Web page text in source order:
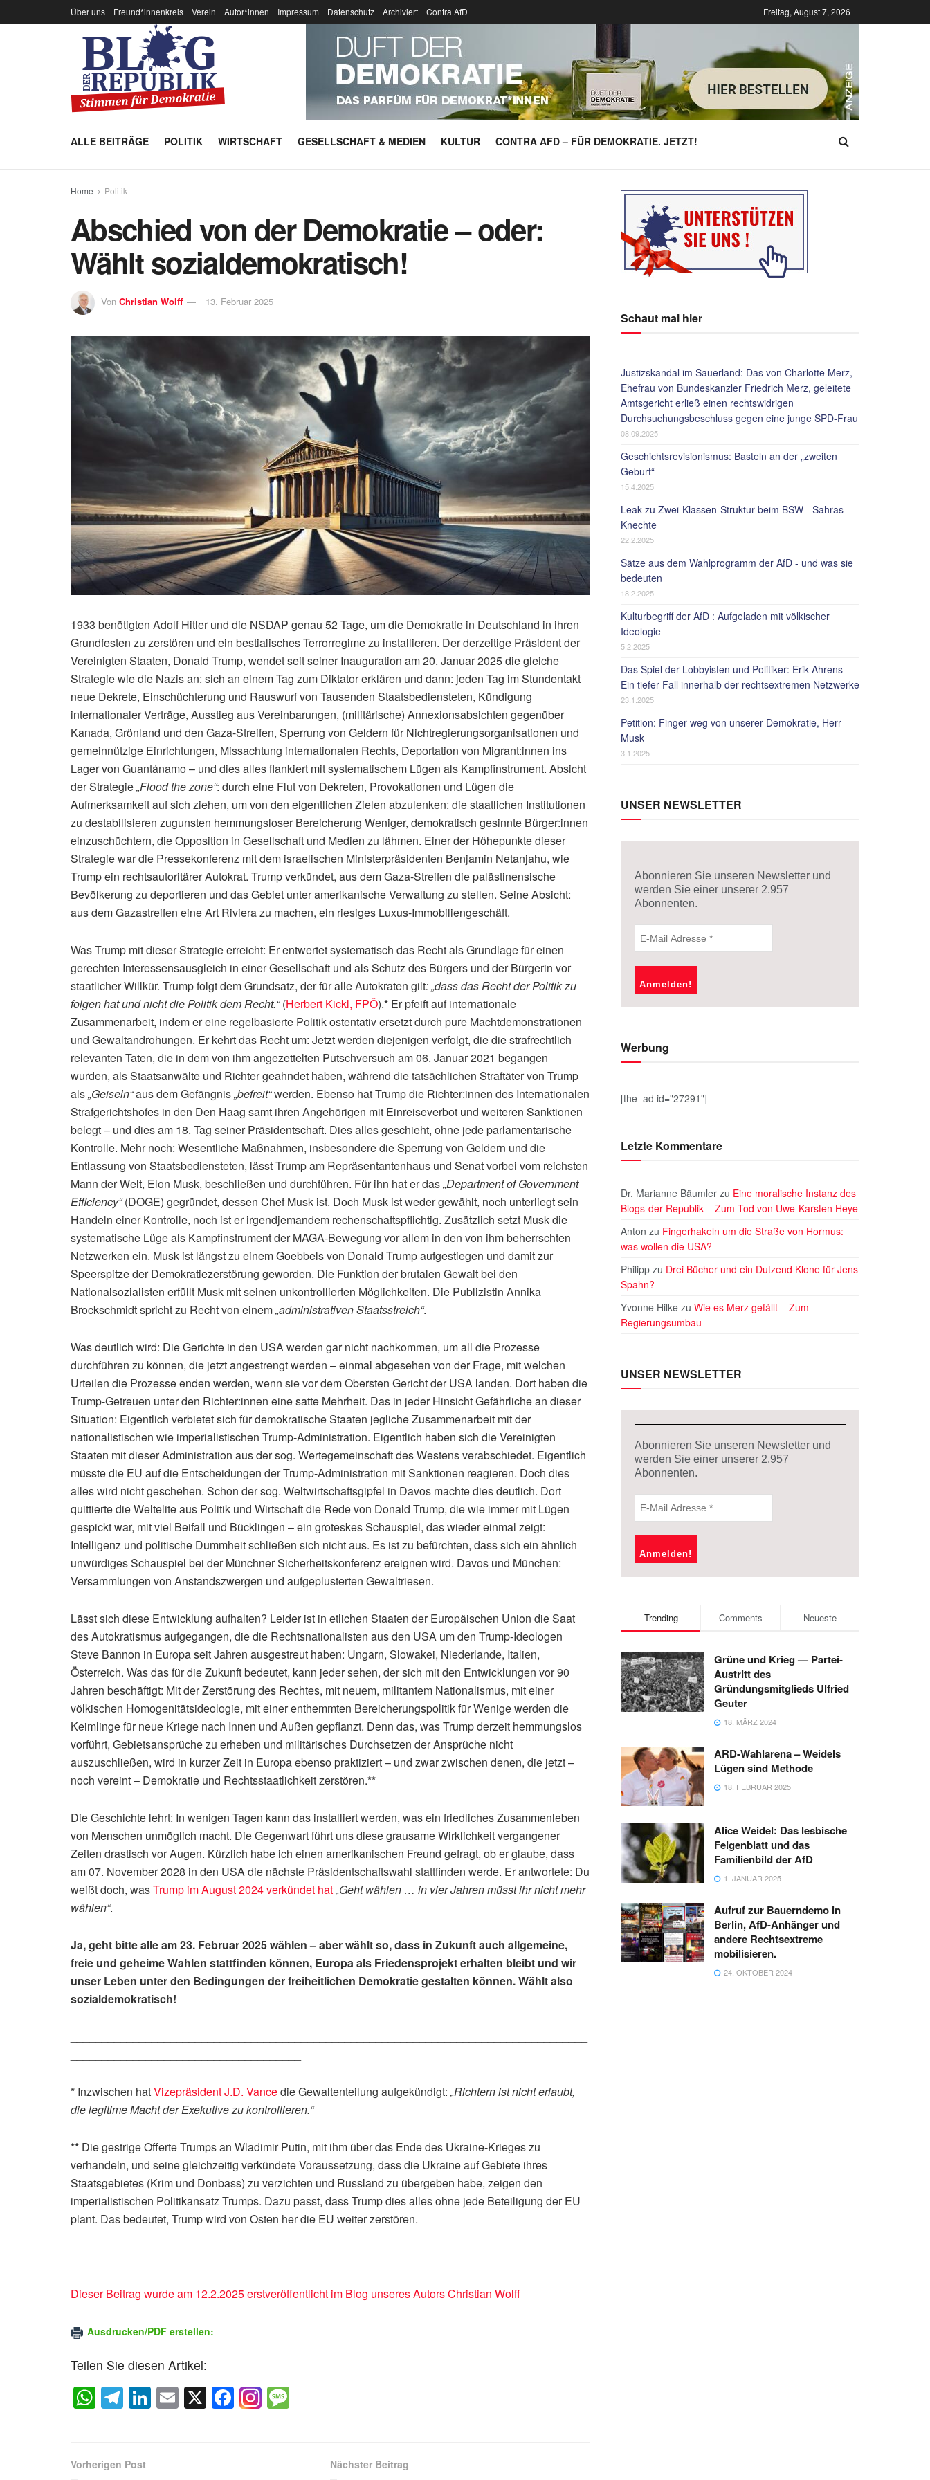
Über uns Freund*innenkreis Verein Autor*innen Impressum Datenschutz Archiviert Contra AfD Freitag, August 7, 2026
ALLE BEITRÄGE POLITIK WIRTSCHAFT GESELLSCHAFT & MEDIEN KULTUR CONTRA AFD – FÜR DEMOKRATIE. JETZT!
Home Politik
Abschied von der Demokratie – oder:
Wählt sozialdemokratisch!
Von Christian Wolff 13. Februar 2025
1933 benötigten Adolf Hitler und die NSDAP genau 52 Tage, um die Demokratie in Deutschland in ihren
Grundfesten zu zerstören und ein bestialisches Terrorregime zu installieren. Der derzeitige Präsident der
Vereinigten Staaten, Donald Trump, wendet seit seiner Inauguration am 20. Januar 2025 die gleiche
Strategie wie die Nazis an: sich an einem Tag zum Diktator erklären und dann: jeden Tag im Stundentakt
neue Dekrete, Einschüchterung und Rauswurf von Tausenden Staatsbediensteten, Kündigung
internationaler Verträge, Ausstieg aus Vereinbarungen, (militärische) Annexionsabsichten gegenüber
Kanada, Grönland und den Gaza-Streifen, Sperrung von Geldern für Nichtregierungsorganisationen und
gemeinnützige Einrichtungen, Missachtung internationalen Rechts, Deportation von Migrant:innen ins
Lager von Guantánamo – und dies alles flankiert mit systematischem Lügen als Kampfinstrument. Absicht
der Strategie„Flood the zone“: durch eine Flut von Dekreten, Provokationen und Lügen die
Aufmerksamkeit auf sich ziehen, um von den eigentlichen Zielen abzulenken: die staatlichen Institutionen
zu destabilisieren zugunsten hemmungsloser Bereicherung Weniger, demokratisch gesinnte Bürger:innen
einzuschüchtern, die Opposition in Gesellschaft und Medien zu lähmen. Einer der Höhepunkte dieser
Strategie war die Pressekonferenz mit dem israelischen Ministerpräsidenten Benjamin Netanjahu, wie
Trump ein rechtsautoritärer Autokrat. Trump verkündet, aus dem Gaza-Streifen die palästinensische
Bevölkerung zu deportieren und das Gebiet unter amerikanische Verwaltung zu stellen. Seine Absicht:
aus dem Gazastreifen eine Art Riviera zu machen, ein riesiges Luxus-Immobiliengeschäft.
Was Trump mit dieser Strategie erreicht: Er entwertet systematisch das Recht als Grundlage für einen
gerechten Interessensausgleich in einer Gesellschaft und als Schutz des Bürgers und der Bürgerin vor
staatlicher Willkür. Trump folgt dem Grundsatz, der für alle Autokraten gilt: „dass das Recht der Politik zu
folgen hat und nicht die Politik dem Recht.“(Herbert Kickl, FPÖ).* Er pfeift auf internationale
Zusammenarbeit, indem er eine regelbasierte Politik ostentativ ersetzt durch pure Machtdemonstrationen
und Gewaltandrohungen. Er kehrt das Recht um: Jetzt werden diejenigen verfolgt, die die strafrechtlich
relevanten Taten, die in dem von ihm angezettelten Putschversuch am 06. Januar 2021 begangen
wurden, als Staatsanwälte und Richter geahndet haben, während die tatsächlichen Straftäter von Trump
als„Geiseln“aus dem Gefängnis„befreit“werden. Ebenso hat Trump die Richter:innen des Internationalen
Strafgerichtshofes in den Den Haag samt ihren Angehörigen mit Einreiseverbot und weiteren Sanktionen
belegt – und dies am 18. Tag seiner Präsidentschaft. Dies alles geschieht, ohne jede parlamentarische
Kontrolle. Mehr noch: Wesentliche Maßnahmen, insbesondere die Sperrung von Geldern und die
Entlassung von Staatsbediensteten, lässt Trump am Repräsentantenhaus und Senat vorbei vom reichsten
Mann der Welt, Elon Musk, beschließen und durchführen. Für ihn hat er das„Department of Government
Efficiency“(DOGE) gegründet, dessen Chef Musk ist. Doch Musk ist weder gewählt, noch unterliegt sein
Handeln einer Kontrolle, noch ist er irgendjemandem rechenschaftspflichtig. Zusätzlich setzt Musk die
systematische Lüge als Kampfinstrument der MAGA-Bewegung vor allem in den von ihm beherrschten
Netzwerken ein. Musk ist längst zu einem Goebbels von Donald Trump aufgestiegen und damit zur
Speerspitze der Demokratiezerstörung geworden. Die Funktion der brutalen Gewalt bei den
Nationalsozialisten erfüllt Musk mit seinen unkontrollierten Möglichkeiten. Die Publizistin Annika
Brockschmidt spricht zu Recht von einem„administrativen Staatsstreich“.
Was deutlich wird: Die Gerichte in den USA werden gar nicht nachkommen, um all die Prozesse
durchführen zu können, die jetzt angestrengt werden – einmal abgesehen von der Frage, mit welchen
Urteilen die Prozesse enden werden, wenn sie vor dem Obersten Gericht der USA landen. Dort haben die
Trump-Getreuen unter den Richter:innen eine satte Mehrheit. Das in jeder Hinsicht Gefährliche an dieser
Situation: Eigentlich verbietet sich für demokratische Staaten jegliche Zusammenarbeit mit der
nationalistischen wie imperialistischen Trump-Administration. Eigentlich haben sich die Vereinigten
Staaten mit dieser Administration aus der sog. Wertegemeinschaft des Westens verabschiedet. Eigentlich
müsste die EU auf die Entscheidungen der Trump-Administration mit Sanktionen reagieren. Doch dies
alles wird nicht geschehen. Schon der sog. Weltwirtschaftsgipfel in Davos machte dies deutlich. Dort
quittierte die Weltelite aus Politik und Wirtschaft die Rede von Donald Trump, die wie immer mit Lügen
gespickt war, mit viel Beifall und Bücklingen – ein groteskes Schauspiel, das wieder einmal zeigt:
Intelligenz und politische Dummheit schließen sich nicht aus. Es ist zu befürchten, dass sich ein ähnlich
unwürdiges Schauspiel bei der Münchner Sicherheitskonferenz ereignen wird. Davos und München:
Versammlungen von Anstandszwergen und aufgeplusterten Gewaltriesen.
Lässt sich diese Entwicklung aufhalten? Leider ist in etlichen Staaten der Europäischen Union die Saat
des Autokratismus aufgegangen, die die Rechtsnationalisten aus den USA um den Trump-Ideologen
Steve Bannon in Europa seit Jahren ausgestreut haben: Ungarn, Slowakei, Niederlande, Italien,
Österreich. Was das für die Zukunft bedeutet, kann jeder sehen, der sich mit den Entwicklungen vor 90
Jahren beschäftigt: Mit der Zerstörung des Rechtes, mit neuem, militantem Nationalismus, mit einer
völkischen Homogenitätsideologie, mit einer enthemmten Bereicherungspolitik für Wenige werden die
Keimlinge für neue Kriege nach Innen und Außen gepflanzt. Denn das, was Trump derzeit hemmungslos
vorführt, Gebietsansprüche zu erheben und militärisches Durchsetzen der Ansprüche nicht
auszuschließen, wird in kurzer Zeit in Europa ebenso praktiziert – und zwar zwischen denen, die jetzt –
noch vereint – Demokratie und Rechtsstaatlichkeit zerstören.**
Die Geschichte lehrt: In wenigen Tagen kann das installiert werden, was ein friedliches Zusammenleben
von Menschen unmöglich macht. Die Gegenwart führt uns diese grausame Wirklichkeit vergangener
Zeiten drastisch vor Augen. Kürzlich habe ich einen amerikanischen Freund gefragt, ob er glaube, dass
am 07. November 2028 in den USA die nächste Präsidentschaftswahl stattfinden werde. Er antwortete: Du
weißt doch, wasTrump im August 2024 verkündet hat„Geht wählen … in vier Jahren müsst ihr nicht mehr
wählen“.
Ja, geht bitte alle am 23. Februar 2025 wählen – aber wählt so, dass in Zukunft auch allgemeine,
freie und geheime Wahlen stattfinden können, Europa als Friedensprojekt erhalten bleibt und wir
unser Leben unter den Bedingungen der freiheitlichen Demokratie gestalten können. Wählt also
sozialdemokratisch!
* Inzwischen hatVizepräsident J.D. Vancedie Gewaltenteilung aufgekündigt: „Richtern ist nicht erlaubt,
die legitime Macht der Exekutive zu kontrollieren.“
** Die gestrige Offerte Trumps an Wladimir Putin, mit ihm über das Ende des Ukraine-Krieges zu
verhandeln, und seine gleichzeitig verkündete Voraussetzung, dass die Ukraine auf Gebiete ihres
Staatsgebietes (Krim und Donbass) zu verzichten und Russland zu übergeben habe, zeigen den
imperialistischen Politikansatz Trumps. Dazu passt, dass Trump dies alles ohne jede Beteiligung der EU
plant. Das bedeutet, Trump wird von Osten her die EU weiter zerstören.
Dieser Beitrag wurde am 12.2.2025 erstveröffentlicht im Blog unseres Autors Christian Wolff
Ausdrucken/PDF erstellen:
Teilen Sie diesen Artikel:
W
h
s
T
el
gr
Li
n
E
m
X F
a
Vorherigen Post Nächster Beitrag
Schaut mal hier
Justizskandal im Sauerland: Das von Charlotte Merz,
Ehefrau von Bundeskanzler Friedrich Merz, geleitete
Amtsgericht erließ einen rechtswidrigen
Durchsuchungsbeschluss gegen eine junge SPD-Frau
08.09.2025
Geschichtsrevisionismus: Basteln an der „zweiten
Geburt“
15.4.2025
Leak zu Zwei-Klassen-Struktur beim BSW - Sahras
Knechte
22.2.2025
Sätze aus dem Wahlprogramm der AfD - und was sie
bedeuten
18.2.2025
Kulturbegriff der AfD : Aufgeladen mit völkischer
Ideologie
5.2.2025
Das Spiel der Lobbyisten und Politiker: Erik Ahrens –
Ein tiefer Fall innerhalb der rechtsextremen Netzwerke
23.1.2025
Petition: Finger weg von unserer Demokratie, Herr
Musk
3.1.2025
UNSER NEWSLETTER
Abonnieren Sie unseren Newsletter und
werden Sie einer unserer 2.957
Abonnenten.
Werbung
[the_ad id="27291"]
Letzte Kommentare
Dr. Marianne Bäumler zu Eine moralische Instanz des
Blogs-der-Republik – Zum Tod von Uwe-Karsten Heye
Anton zu Fingerhakeln um die Straße von Hormus:
was wollen die USA?
Philipp zu Drei Bücher und ein Dutzend Klone für Jens
Spahn?
Yvonne Hilke zu Wie es Merz gefällt – Zum
Regierungsumbau
UNSER NEWSLETTER
Abonnieren Sie unseren Newsletter und
werden Sie einer unserer 2.957
Abonnenten.
Trending Comments Neueste
Grüne und Krieg — Partei-
Austritt des
Gründungsmitglieds Ulfried
Geuter
18. MÄRZ 2024
ARD-Wahlarena – Weidels
Lügen sind Methode
18. FEBRUAR 2025
Alice Weidel: Das lesbische
Feigenblatt und das
Familienbild der AfD
1. JANUAR 2025
Aufruf zur Bauerndemo in
Berlin, AfD-Anhänger und
andere Rechtsextreme
mobilisieren.
24. OKTOBER 2024